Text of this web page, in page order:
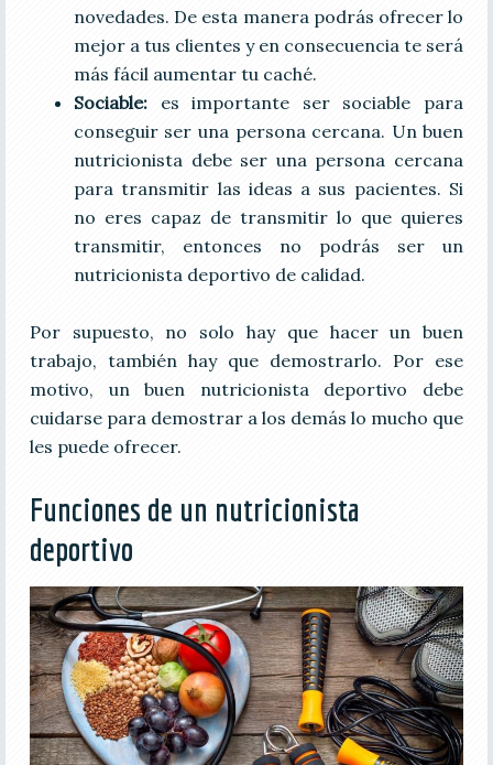
novedades. De esta manera podrás ofrecer lo
mejor a tus clientes y en consecuencia te será
más fácil aumentar tu caché.
Sociable:es importante ser sociable para
conseguir ser una persona cercana. Un buen
nutricionista debe ser una persona cercana
para transmitir las ideas a sus pacientes. Si
no eres capaz de transmitir lo que quieres
transmitir, entonces no podrás ser un
nutricionista deportivo de calidad.
Por supuesto, no solo hay que hacer un buen
trabajo, también hay que demostrarlo. Por ese
motivo, un buen nutricionista deportivo debe
cuidarse para demostrar a los demás lo mucho que
les puede ofrecer.
Funciones de un nutricionista
deportivo